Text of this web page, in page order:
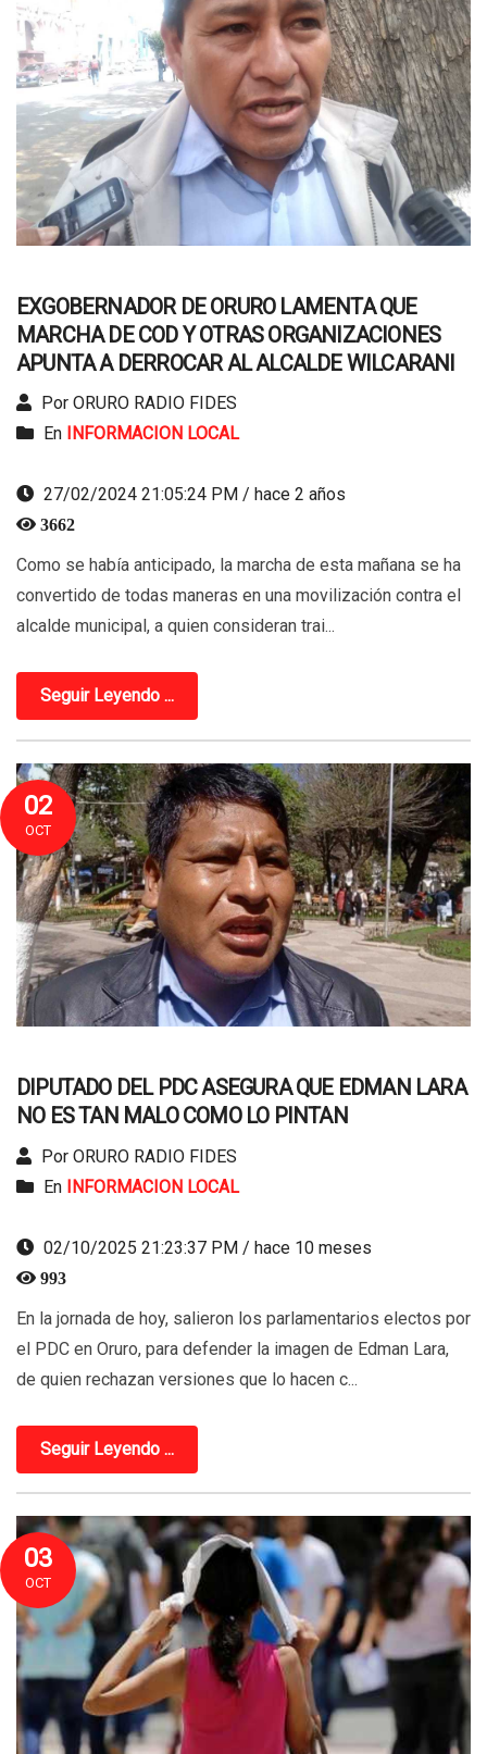
EXGOBERNADOR DE ORURO LAMENTA QUE
MARCHA DE COD Y OTRAS ORGANIZACIONES
APUNTA A DERROCAR AL ALCALDE WILCARANI
Por ORURO RADIO FIDES
En
INFORMACION LOCAL
27/02/2024 21:05:24 PM / hace 2 años
3662
Como se había anticipado, la marcha de esta mañana se ha
convertido de todas maneras en una movilización contra el
alcalde municipal, a quien consideran trai...
Seguir Leyendo ...
02
OCT
DIPUTADO DEL PDC ASEGURA QUE EDMAN LARA
NO ES TAN MALO COMO LO PINTAN
Por ORURO RADIO FIDES
En INFORMACION LOCAL
02/10/2025 21:23:37 PM / hace 10 meses
993
En la jornada de hoy, salieron los parlamentarios electos por
el PDC en Oruro, para defender la imagen de Edman Lara,
de quien rechazan versiones que lo hacen c...
Seguir Leyendo ...
03
OCT